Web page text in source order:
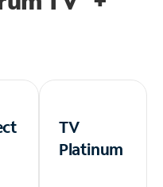
TV
Platinum